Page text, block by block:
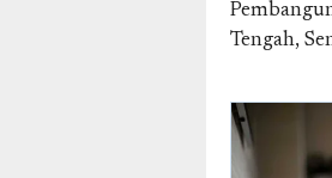
Tengah,